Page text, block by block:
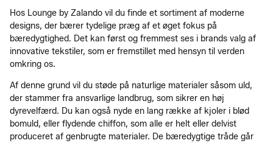
Hos Lounge by Zalando vil du finde et sortiment af moderne
designs, der bærer tydelige præg af et øget fokus på
bæredygtighed. Det kan først og fremmest ses i brands valg af
innovative tekstiler, som er fremstillet med hensyn til verden
omkring os.
Af denne grund vil du støde på naturlige materialer såsom uld,
der stammer fra ansvarlige landbrug, som sikrer en høj
dyrevelfærd. Du kan også nyde en lang række af kjoler i blød
bomuld, eller flydende chiffon, som alle er helt eller delvist
produceret af genbrugte materialer. De bæredygtige tråde går